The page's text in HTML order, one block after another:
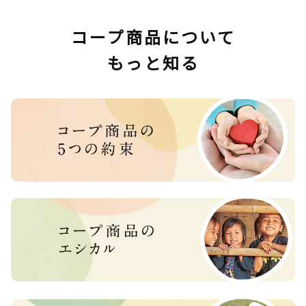
コープ商品について
もっと知る